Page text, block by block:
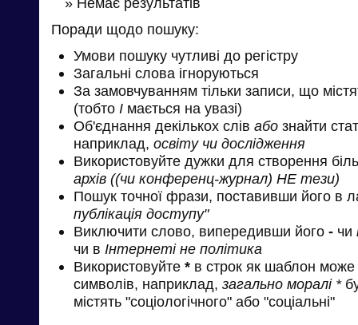
Поради щодо пошуку:
Умови пошуку чутливі до регістру
Загальні слова ігноруються
За замовчуванням тільки записи, що
(тобто І мається на увазі)
Об'єднання декількох слів або знайти
наприклад, освіту чи дослідження
Використовуйте дужки для створення
архів ((чи конференц-журнал) НЕ тези)
Пошук точної фрази, поставивши його в
публікація доступу"
Виключити слово, випередивши його - чи
чи в Інтернеті не політика
Використовуйте * в строк як шаблон може
символів, наприклад, загально моралі *
містять "соціологічного" або "соціальні"